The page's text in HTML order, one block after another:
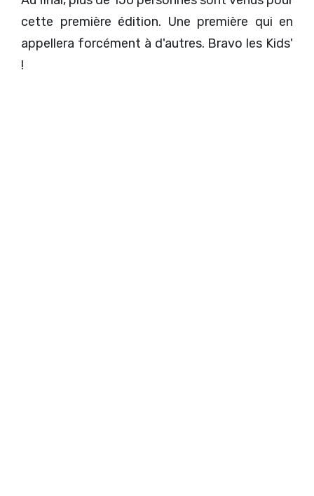
cette première édition. Une première qui en
appellera forcément à d'autres. Bravo les Kids'
!